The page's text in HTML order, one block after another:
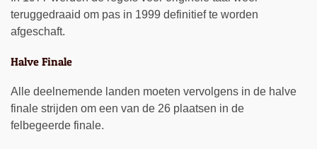
teruggedraaid om pas in 1999 definitief te worden
afgeschaft.
Halve Finale
Alle deelnemende landen moeten vervolgens in de halve
finale strijden om een van de 26 plaatsen in de
felbegeerde finale.